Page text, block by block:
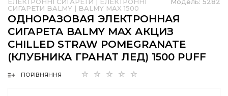
СИГАРЕТИ BALMY | BALMY MAX 1500
ОДНОРАЗОВАЯ ЭЛЕКТРОННАЯ
СИГАРЕТА BALMY MAX АКЦИЗ
CHILLED STRAW POMEGRANATE
(КЛУБНИКА ГРАНАТ ЛЕД) 1500 PUFF
ПОРІВНЯННЯ